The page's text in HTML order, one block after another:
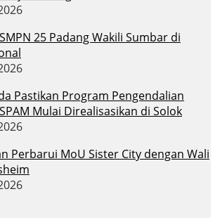
25 Padang Wakili Sumbar di
Pastikan Program Pengendalian
Mulai Direalisasikan di Solok
Perbarui MoU Sister City dengan Wali